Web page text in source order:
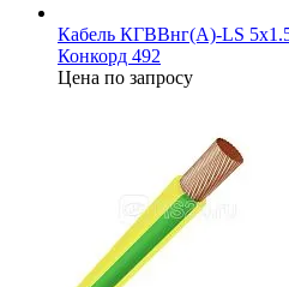
Кабель КГВВнг(А)-LS
Конкорд 492
Цена по запросу